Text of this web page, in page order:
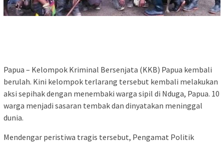
Papua – Kelompok Kriminal Bersenjata (KKB) Papua kembali
berulah. Kini kelompok terlarang tersebut kembali melakukan
aksi sepihak dengan menembaki warga sipil di Nduga, Papua. 10
warga menjadi sasaran tembak dan dinyatakan meninggal
dunia.
Mendengar peristiwa tragis tersebut, Pengamat Politik